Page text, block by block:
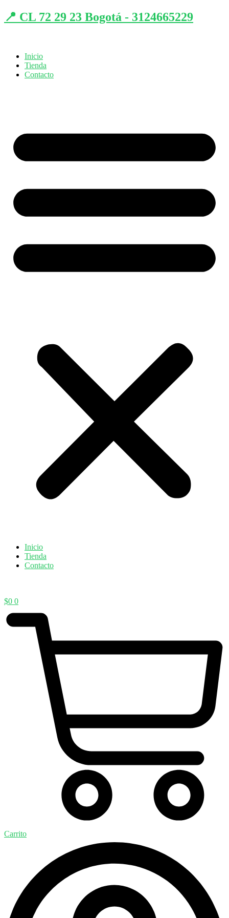
📍 CL 72 29 23 Bogotá - 3124665229
Inicio
Tienda
Contacto
Inicio
Tienda
Contacto
$0 0
Carrito